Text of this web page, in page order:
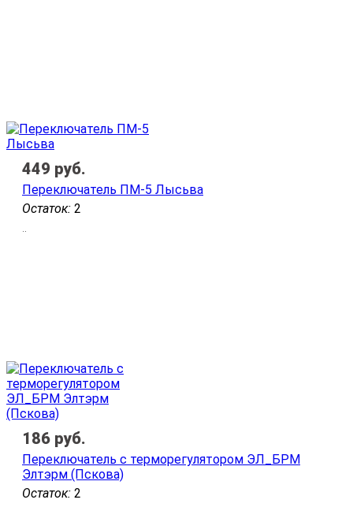
Остаток: 2
Переключатель ПМ-5 Лысьва
..
449 руб.
Остаток: 2
Переключатель с терморегулятором ЭЛ_БРМ
Элтэрм (Пскова)
186 руб.